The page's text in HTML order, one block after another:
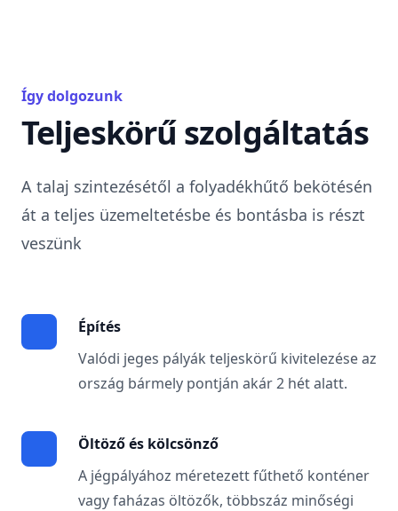
Így dolgozunk
Teljeskörű szolgáltatás
A talaj szintezésétől a folyadékhűtő bekötésén
át a teljes üzemeltetésbe és bontásba is részt
veszünk
Építés
Valódi jeges pályák teljeskörű kivitelezése az
ország bármely pontján akár 2 hét alatt.
Öltöző és kölcsönző
A jégpályához méretezett fűthető konténer
vagy faházas öltözők, többszáz minőségi